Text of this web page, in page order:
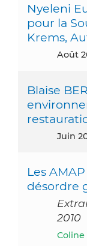
Nyeleni
pour la
Krems,
août
Blaise
juin
Les
désordre
2010